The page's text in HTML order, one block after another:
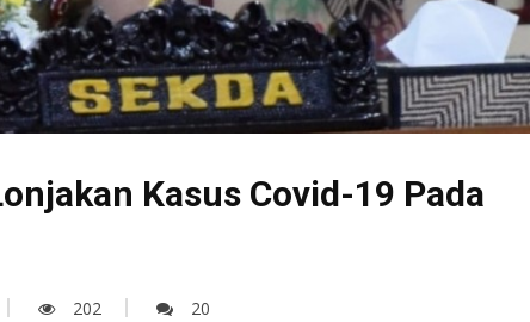
Kasus Covid-19 Pada
202 20